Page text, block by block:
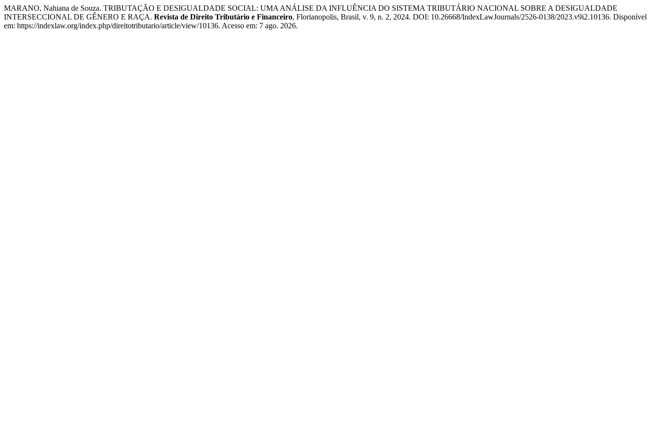
MARANO, Nahiana de Souza. TRIBUTAÇÃO E DESIGUALDADE SOCIAL: UMA ANÁLISE DA INFLUÊNCIA DO SISTEMA TRIBUTÁRIO NACIONAL SOBRE A DESIGUALDADE
INTERSECCIONAL DE GÊNERO E RAÇA. Revista de Direito Tributário e Financeiro, Florianopolis, Brasil, v. 9, n. 2, 2024. DOI: 10.26668/IndexLawJournals/2526-0138/2023.v9i2.10136. Disponível
em: https://indexlaw.org/index.php/direitotributario/article/view/10136. Acesso em: 7 ago. 2026.